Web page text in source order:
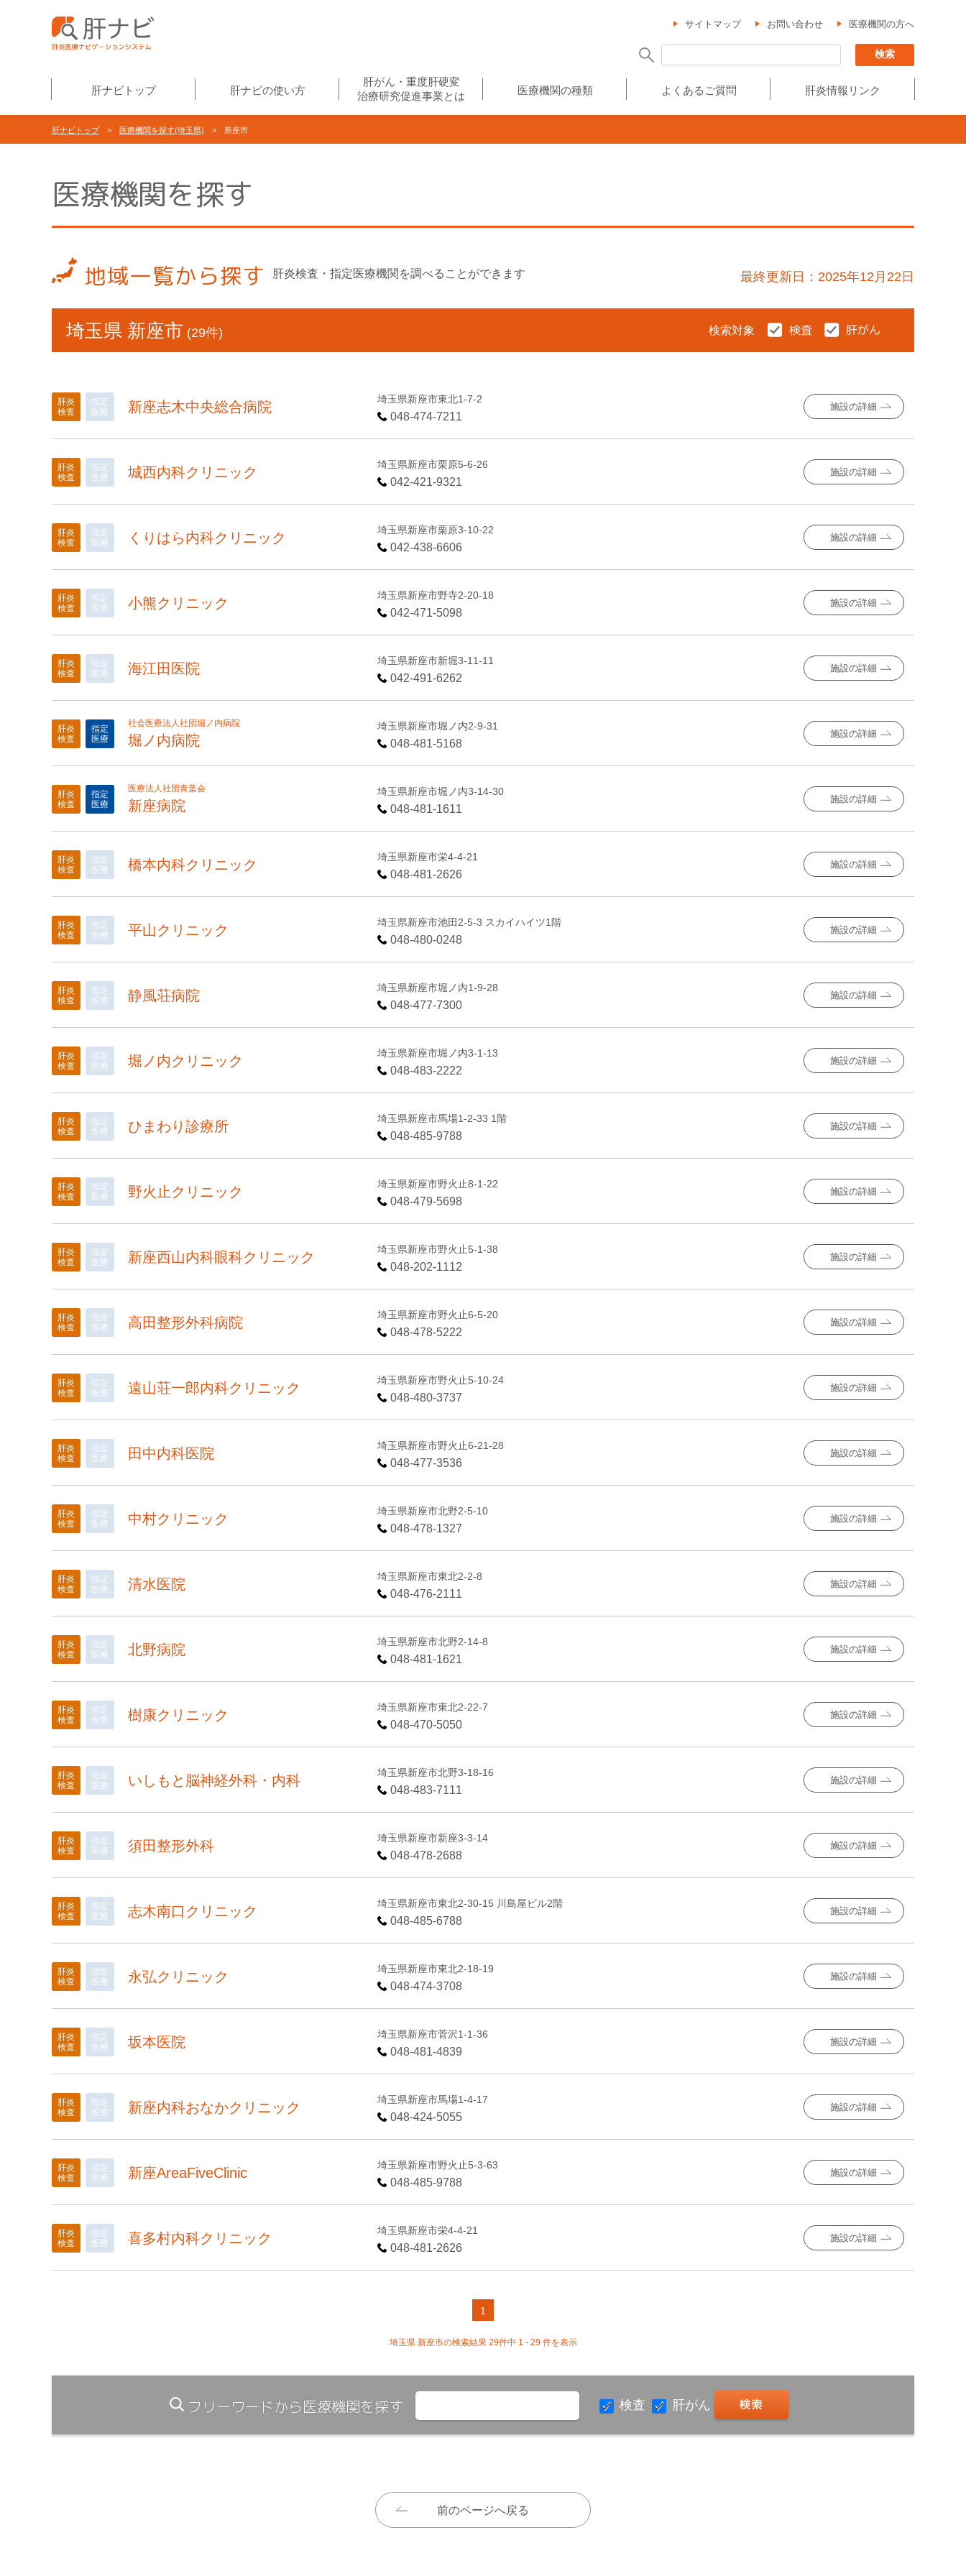
サイトマップ お問い合わせ 医療機関の方へ
肝ナビトップ 肝ナビの使い方
肝がん・重度肝硬変
治療研究促進事業とは
医療機関の種類 よくあるご質問 肝炎情報リンク
肝ナビトップ> 医療機関を探す(埼玉県) > 新座市
医療機関を探す
地域一覧から探す 肝炎検査・指定医療機関を調べることができます 最終更新日：2025年12月22日
埼玉県 新座市 (29件) 検索対象
肝炎
検査
指定
医療
新座志木中央総合病院 埼玉県新座市東北1-7-2
048-474-7211
施設の詳細
肝炎
検査
指定
医療
城西内科クリニック 埼玉県新座市栗原5-6-26
042-421-9321
施設の詳細
肝炎
検査
指定
医療
くりはら内科クリニック 埼玉県新座市栗原3-10-22
042-438-6606
施設の詳細
肝炎
検査
指定
医療
小熊クリニック 埼玉県新座市野寺2-20-18
042-471-5098
施設の詳細
肝炎
検査
指定
医療
海江田医院 埼玉県新座市新堀3-11-11
042-491-6262
施設の詳細
肝炎
検査
指定
医療
社会医療法人社団堀ノ内病院
堀ノ内病院
埼玉県新座市堀ノ内2-9-31
048-481-5168
施設の詳細
肝炎
検査
指定
医療
医療法人社団青葉会
新座病院
埼玉県新座市堀ノ内3-14-30
048-481-1611
施設の詳細
肝炎
検査
指定
医療
橋本内科クリニック 埼玉県新座市栄4-4-21
048-481-2626
施設の詳細
肝炎
検査
指定
医療
平山クリニック 埼玉県新座市池田2-5-3 スカイハイツ1階
048-480-0248
施設の詳細
肝炎
検査
指定
医療
静風荘病院 埼玉県新座市堀ノ内1-9-28
048-477-7300
施設の詳細
肝炎
検査
指定
医療
堀ノ内クリニック 埼玉県新座市堀ノ内3-1-13
048-483-2222
施設の詳細
肝炎
検査
指定
医療
ひまわり診療所 埼玉県新座市馬場1-2-33 1階
048-485-9788
施設の詳細
肝炎
検査
指定
医療
野火止クリニック 埼玉県新座市野火止8-1-22
048-479-5698
施設の詳細
肝炎
検査
指定
医療
新座西山内科眼科クリニック 埼玉県新座市野火止5-1-38
048-202-1112
施設の詳細
肝炎
検査
指定
医療
高田整形外科病院 埼玉県新座市野火止6-5-20
048-478-5222
施設の詳細
肝炎
検査
指定
医療
遠山荘一郎内科クリニック 埼玉県新座市野火止5-10-24
048-480-3737
施設の詳細
肝炎
検査
指定
医療
田中内科医院 埼玉県新座市野火止6-21-28
048-477-3536
施設の詳細
肝炎
検査
指定
医療
中村クリニック 埼玉県新座市北野2-5-10
048-478-1327
施設の詳細
肝炎
検査
指定
医療
清水医院 埼玉県新座市東北2-2-8
048-476-2111
施設の詳細
肝炎
検査
指定
医療
北野病院 埼玉県新座市北野2-14-8
048-481-1621
施設の詳細
肝炎
検査
指定
医療
樹康クリニック 埼玉県新座市東北2-22-7
048-470-5050
施設の詳細
肝炎
検査
指定
医療
いしもと脳神経外科・内科 埼玉県新座市北野3-18-16
048-483-7111
施設の詳細
肝炎
検査
指定
医療
須田整形外科 埼玉県新座市新座3-3-14
048-478-2688
施設の詳細
肝炎
検査
指定
医療
志木南口クリニック 埼玉県新座市東北2-30-15 川島屋ビル2階
048-485-6788
施設の詳細
肝炎
検査
指定
医療
永弘クリニック 埼玉県新座市東北2-18-19
048-474-3708
施設の詳細
肝炎
検査
指定
医療
坂本医院 埼玉県新座市菅沢1-1-36
048-481-4839
施設の詳細
肝炎
検査
指定
医療
新座内科おなかクリニック 埼玉県新座市馬場1-4-17
048-424-5055
施設の詳細
肝炎
検査
指定
医療
新座AreaFiveClinic 埼玉県新座市野火止5-3-63
048-485-9788
施設の詳細
肝炎
検査
指定
医療
喜多村内科クリニック 埼玉県新座市栄4-4-21
048-481-2626
施設の詳細
1
埼玉県 新座市の検索結果 29件中 1 - 29 件を表示
フリーワードから医療機関を探す 検査 肝がん
前のページへ戻る